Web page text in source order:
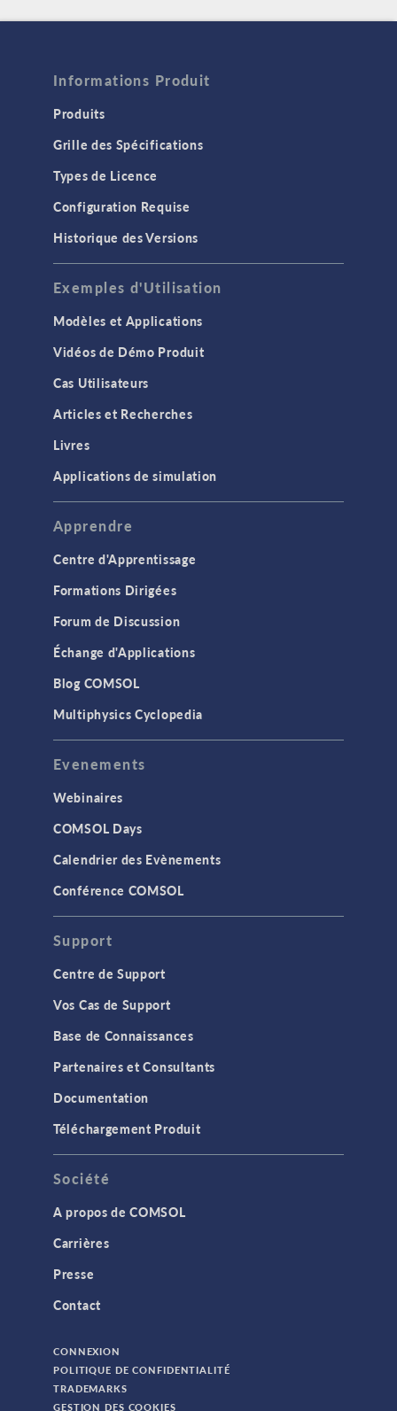
Informations Produit
Produits
Grille des Spécifications
Types de Licence
Configuration Requise
Historique des Versions
Exemples d'Utilisation
Modèles et Applications
Vidéos de Démo Produit
Cas Utilisateurs
Articles et Recherches
Livres
Applications de simulation
Apprendre
Centre d'Apprentissage
Formations Dirigées
Forum de Discussion
Échange d'Applications
Blog COMSOL
Multiphysics Cyclopedia
Evenements
Webinaires
COMSOL Days
Calendrier des Evènements
Conférence COMSOL
Support
Centre de Support
Vos Cas de Support
Base de Connaissances
Partenaires et Consultants
Documentation
Téléchargement Produit
Société
A propos de COMSOL
Carrières
Presse
Contact
CONNEXION
POLITIQUE DE CONFIDENTIALITÉ
TRADEMARKS
GESTION DES COOKIES